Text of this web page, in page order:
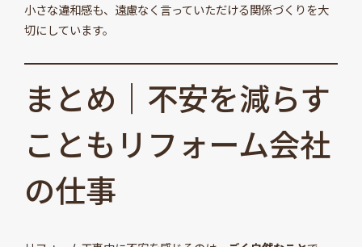
小さな違和感も、遠慮なく言っていただける関係づくりを大
切にしています。
まとめ｜不安を減らす
こともリフォーム会社
の仕事